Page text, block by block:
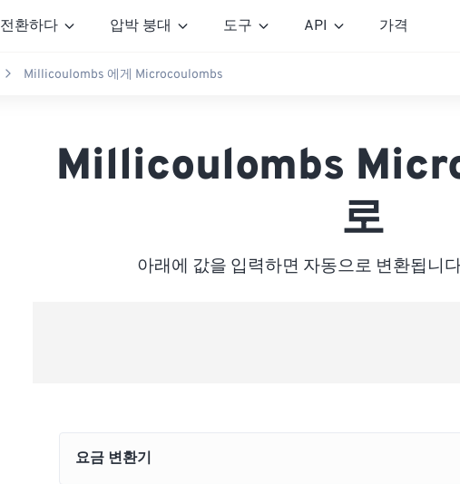
전환하다 압박 붕대 도구 API 가격
Millicoulombs 에게 Microcoulombs
Millicoulombs
로
아래에 값을 입력하면 자동으로 변환됩니